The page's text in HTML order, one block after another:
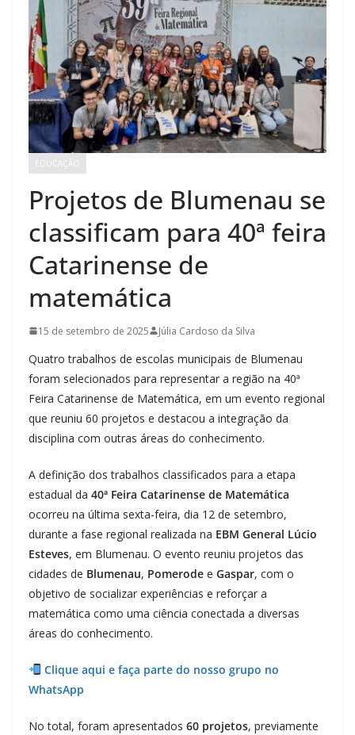
EDUCAÇÃO
Projetos de Blumenau se
classificam para 40ª feira
Catarinense de
matemática
15 de setembro de 2025 Júlia Cardoso da Silva
Quatro trabalhos de escolas municipais de Blumenau
foram selecionados para representar a região na 40ª
Feira Catarinense de Matemática, em um evento regional
que reuniu 60 projetos e destacou a integração da
disciplina com outras áreas do conhecimento.
A definição dos trabalhos classificados para a etapa
estadual da 40ª Feira Catarinense de Matemática
ocorreu na última sexta-feira, dia 12 de setembro,
durante a fase regional realizada na EBM General Lúcio
Esteves, em Blumenau. O evento reuniu projetos das
cidades de Blumenau, Pomerode e Gaspar, com o
objetivo de socializar experiências e reforçar a
matemática como uma ciência conectada a diversas
áreas do conhecimento.
Clique aqui e faça parte do nosso grupo no
WhatsApp
No total, foram apresentados 60 projetos, previamente